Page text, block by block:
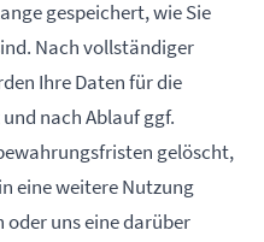
gespeichert, wie Sie
Nach vollständiger
Ihre Daten für die
nach Ablauf ggf.
gelöscht,
eine weitere Nutzung
uns eine darüber